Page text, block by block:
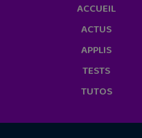
ACCUEIL
ACTUS
APPLIS
TESTS
TUTOS